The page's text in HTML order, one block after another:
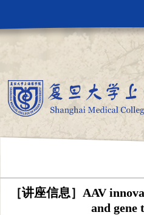
［讲座信息］AAV
and gene